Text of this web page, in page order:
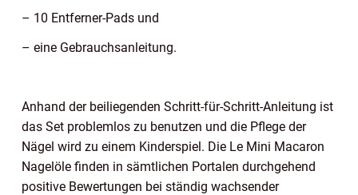
– 10 Entferner-Pads und
– eine Gebrauchsanleitung.
Anhand der beiliegenden Schritt-für-Schritt-Anleitung ist
das Set problemlos zu benutzen und die Pflege der
Nägel wird zu einem Kinderspiel. Die Le Mini Macaron
Nagelöle finden in sämtlichen Portalen durchgehend
positive Bewertungen bei ständig wachsender